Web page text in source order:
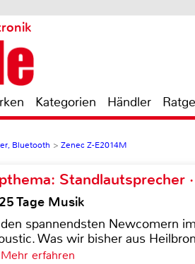
Kategorien Händler
Bluetooth > Zenec Z-E2014M
Standlautsprecher
Tage Musik
spannendsten Newcomern
Was wir bisher aus
erfahren